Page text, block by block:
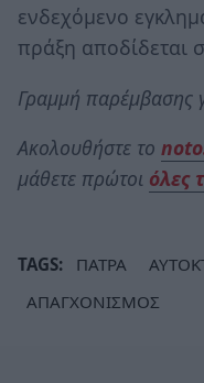
ενδεχόμενο
πράξη αποδίδεται
Γραμμή παρέμβασης
Ακολουθήστε το
μάθετε πρώτοι όλες
TAGS: ΠΑΤΡΑ
ΑΠΑΓΧΟΝΙΣΜΟΣ